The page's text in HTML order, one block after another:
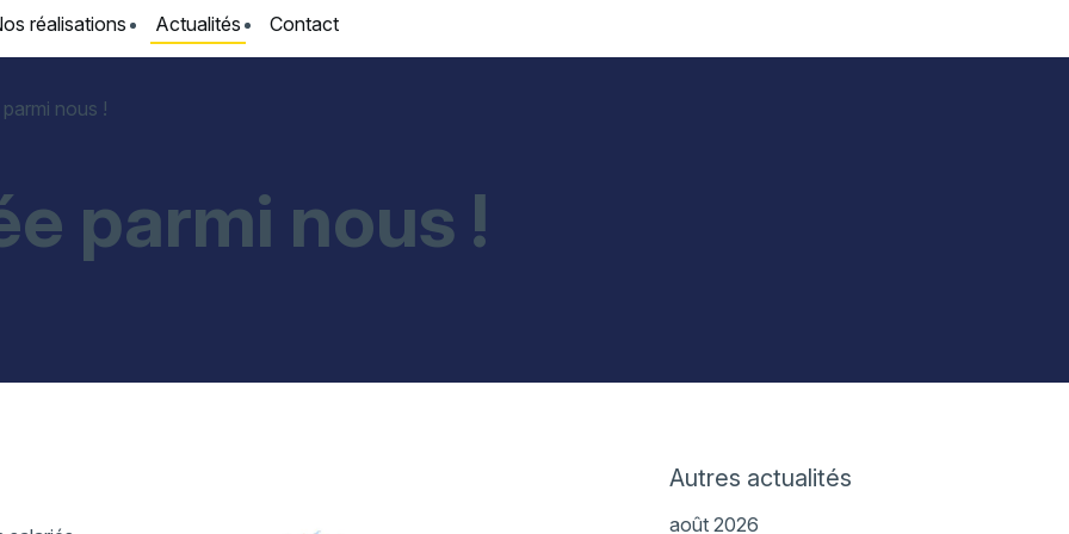
réalisations Actualités Contact
nous !
parmi nous !
Autres actualités
août 2026